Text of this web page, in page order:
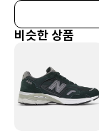
비슷한 상품